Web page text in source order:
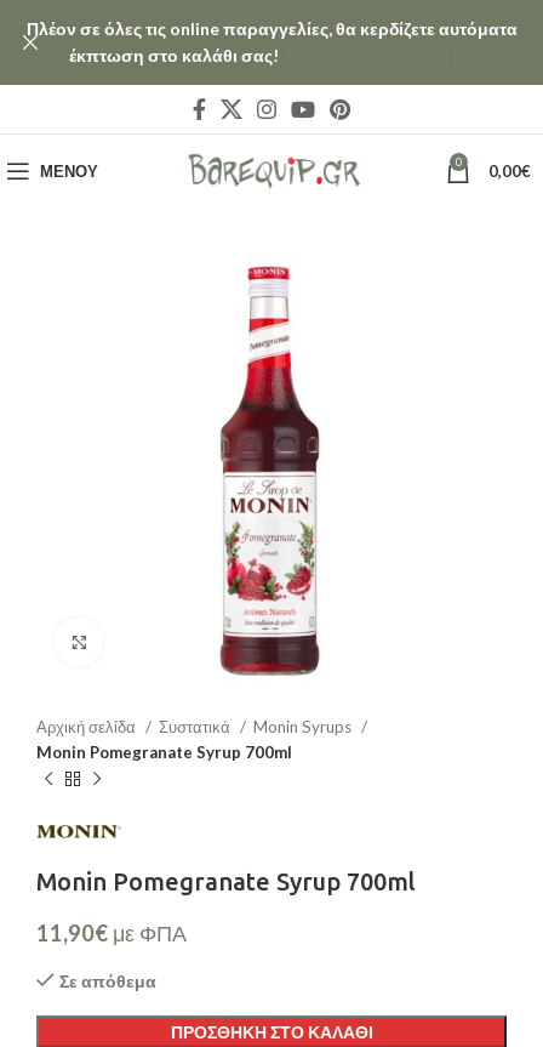
ΜΕΝΟΎ 0 0,00€
Αρχική σελίδα Συστατικά
Monin Syrups
Monin Pomegranate Syrup 700ml
Monin Pomegranate Syrup 700ml
11,90€ με ΦΠΑ
Σε απόθεμα
ΠΡΟΣΘΉΚΗ ΣΤΟ ΚΑΛΆΘΙ
Πλέον σε όλες τις online παραγγελίες, θα κερδίζετε αυτόματα
έκπτωση στο καλάθι σας!